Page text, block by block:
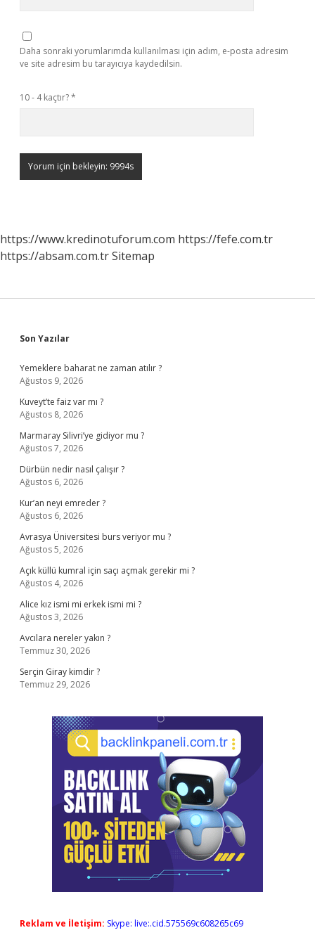
Daha sonraki yorumlarımda kullanılması için adım, e-posta adresim
ve site adresim bu tarayıcıya kaydedilsin.
10 - 4 kaçtır?*
https://www.kredinotuforum.com https://fefe.com.tr
https://absam.com.trSitemap
Sidebar
Son Yazılar
Yemeklere baharat ne zaman atılır ?
Ağustos 9, 2026
Kuveyt’te faiz var mı ?
Ağustos 8, 2026
Marmaray Silivri’ye gidiyor mu ?
Ağustos 7, 2026
Dürbün nedir nasıl çalışır ?
Ağustos 6, 2026
Kur’an neyi emreder ?
Ağustos 6, 2026
Avrasya Üniversitesi burs veriyor mu ?
Ağustos 5, 2026
Açık küllü kumral için saçı açmak gerekir mi ?
Ağustos 4, 2026
Alice kız ismi mi erkek ismi mi ?
Ağustos 3, 2026
Avcılara nereler yakın ?
Temmuz 30, 2026
Serçin Giray kimdir ?
Temmuz 29, 2026
Reklam ve İletişim: Skype: live:.cid.575569c608265c69